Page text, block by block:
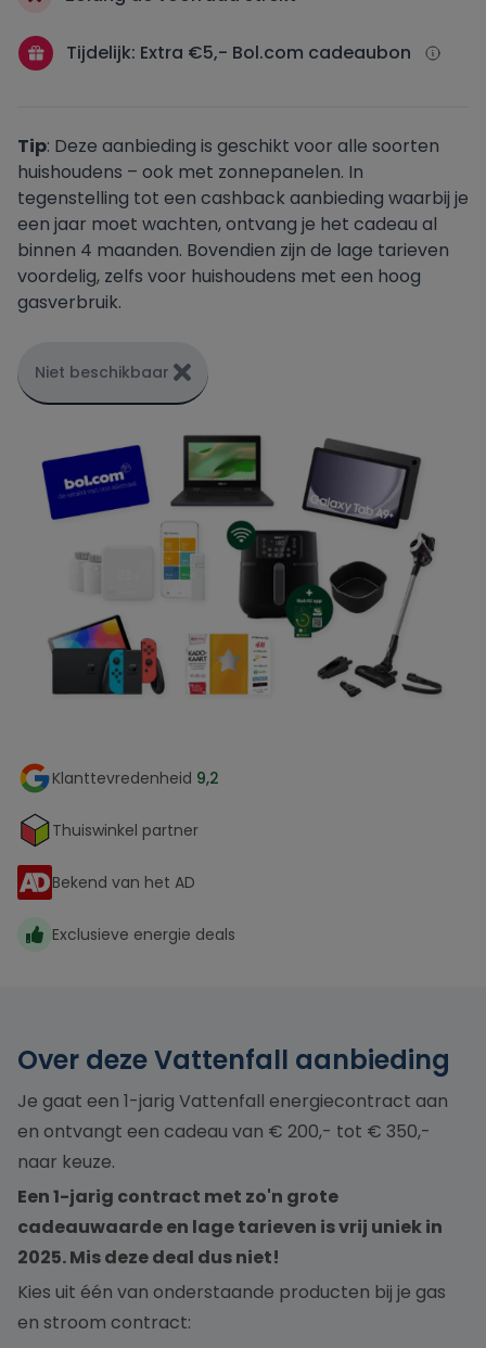
UnitedConsumers
Vandebron
Vattenfall
Tijdelijk: Extra €5,- Bol.com cadeaubon
Tip: Deze aanbieding is geschikt voor alle soorten
huishoudens – ook met zonnepanelen. In
tegenstelling tot een cashback aanbieding waarbij je
een jaar moet wachten, ontvang je het cadeau al
binnen 4 maanden. Bovendien zijn de lage tarieven
voordelig, zelfs voor huishoudens met een hoog
gasverbruik.
Niet beschikbaar
Klanttevredenheid 9,2
Thuiswinkel partner
Bekend van het AD
Exclusieve energie deals
Over deze Vattenfall aanbieding
Je gaat een 1-jarig Vattenfall energiecontract aan
en ontvangt een cadeau van € 200,- tot € 350,-
naar keuze.
Een 1-jarig contract met zo'n grote
cadeauwaarde en lage tarieven is vrij uniek in
2025. Mis deze deal dus niet!
Kies uit één van onderstaande producten bij je gas
en stroom contract: